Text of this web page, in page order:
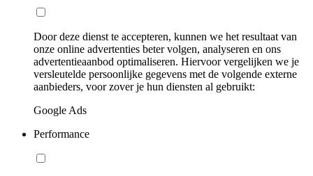
Door deze dienst te accepteren, kunnen we het resultaat van
onze online advertenties beter volgen, analyseren en ons
advertentieaanbod optimaliseren. Hiervoor vergelijken we je
versleutelde persoonlijke gegevens met de volgende externe
aanbieders, voor zover je hun diensten al gebruikt:
Google Ads
Performance